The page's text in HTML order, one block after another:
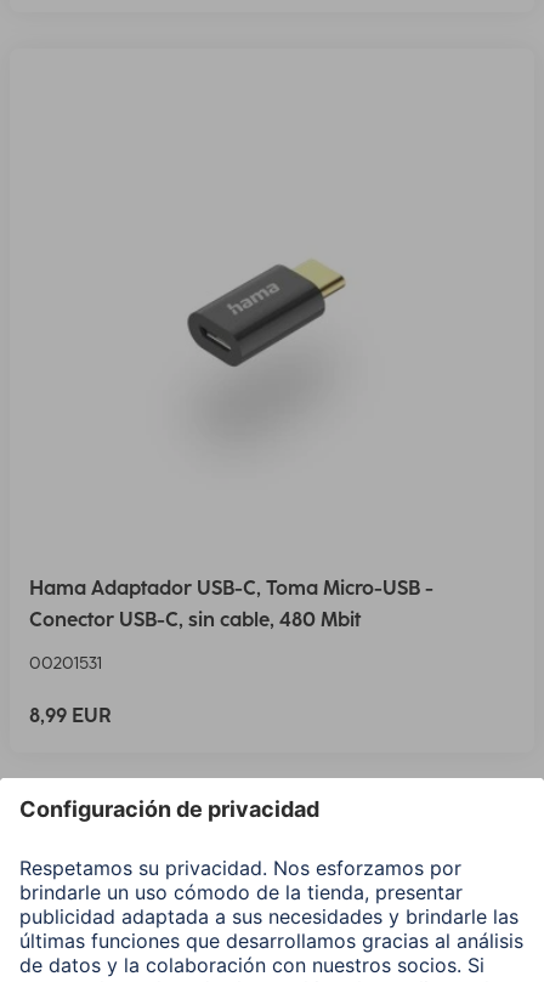
Hama Adaptador USB-C, Toma Micro-USB -
Conector USB-C, sin cable, 480 Mbit
00201531
8,99 EUR